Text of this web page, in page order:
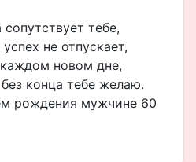
сопутствует тебе,
не отпускает,
новом дне,
конца тебе желаю.
рождения мужчине 60